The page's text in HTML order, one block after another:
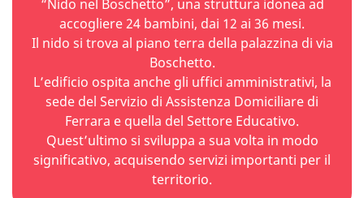
“Nido nel Boschetto”, una struttura idonea ad
accogliere 24 bambini, dai 12 ai 36 mesi.
Il nido si trova al piano terra della palazzina di via
Boschetto.
L’edificio ospita anche gli uffici amministrativi, la
sede del Servizio di Assistenza Domiciliare di
Ferrara e quella del Settore Educativo.
Quest’ultimo si sviluppa a sua volta in modo
significativo, acquisendo servizi importanti per il
territorio.